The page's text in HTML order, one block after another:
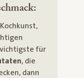
für
, die
dann